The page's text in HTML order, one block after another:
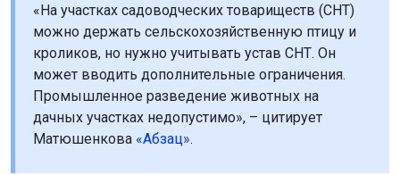
«На участках садоводческих товариществ (СНТ)
можно держать сельскохозяйственную птицу и
кроликов, но нужно учитывать устав СНТ. Он
может вводить дополнительные ограничения.
Промышленное разведение животных на
дачных участках недопустимо», – цитирует
Матюшенкова «Абзац».